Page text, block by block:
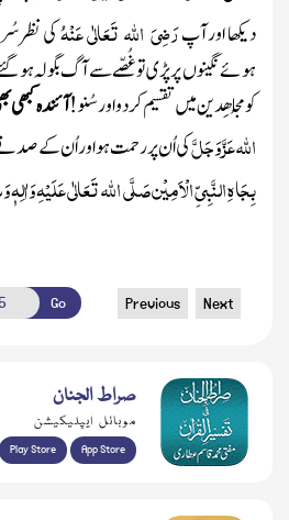
دیکھا اور آپرَضِیَ اللہ تَعَالٰی عَنْہُکی
ہوئے نگینوں پر پڑی تو غُصّے سے آگ بگولہ ہو گئے
کو مُجاھِدین میں تقسیم کردو اورسُنو!آئندہ کبھی
اللّٰہعَزَّ وَجَلَّکی اُن پر رحمت ہو اور اُن کے
بِجَاہِ النَّبِیِّ الْاَمِیْنصَلَّی اللہ تَعَالٰی عَلَیْہِ
Go Previous Next
صراط الجنان
موبائل ایپلیکیشن
Play Store App Store